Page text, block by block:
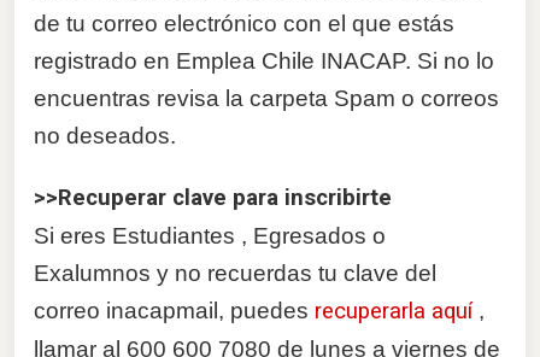
de tu correo electrónico con el que estás
registrado en Emplea Chile INACAP. Si no lo
encuentras revisa la carpeta Spam o correos
no deseados.
>>Recuperar clave para inscribirte
Si eres Estudiantes , Egresados o
Exalumnos y no recuerdas tu clave del
correo inacapmail, puedes recuperarla aquí ,
llamar al 600 600 7080 de lunes a viernes de